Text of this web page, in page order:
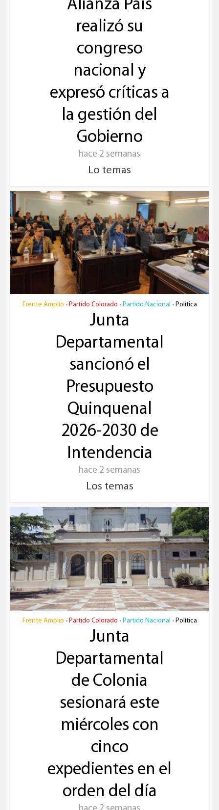
Alianza País
realizó su
congreso
nacional y
expresó críticas a
la gestión del
Gobierno
hace 2 semanas
Lo temas
Frente Amplio • Partido Colorado • Partido Nacional • Política
Junta
Departamental
sancionó el
Presupuesto
Quinquenal
2026-2030 de
Intendencia
hace 2 semanas
Los temas
Frente Amplio • Partido Colorado • Partido Nacional • Política
Junta
Departamental
de Colonia
sesionará este
miércoles con
cinco
expedientes en el
orden del día